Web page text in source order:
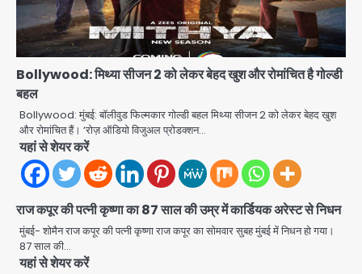
Bollywood: मिथ्या सीजन 2 को लेकर बेहद खुश और रोमांचित है गोल्डी
बहल
Bollywood: मुंबई: बॉलीवुड फिल्मकार गोल्डी बहल मिथ्या सीजन 2 को लेकर बेहद खुश
और रोमांचित हैं। ‘रोज़ ऑडियो विजुअल प्रोडक्शन…
यहां से शेयर करें
राज कपूर की पत्नी कृष्णा का 87 साल की उम्र में कार्डियक अरेस्ट से निधन
मुंबई- शोमैन राज कपूर की पत्नी कृष्णा राज कपूर का सोमवार सुबह मुंबई में निधन हो गया।
87 साल की…
यहां से शेयर करें
2
3
युवा इनोवेटरों की सोच से हाईटेक होगी दिल्ली
पुलिस
Team JHJ
4
सुदर्शन शक्ति-वी अभ्यास में मॉक आॅपरेशन
Team JHJ
5
एयरपोर्ट का फर्जी कर्मचारी बनकर 3 लाख
उड़ाए, अब पहुंचा सलाखों के पीछे